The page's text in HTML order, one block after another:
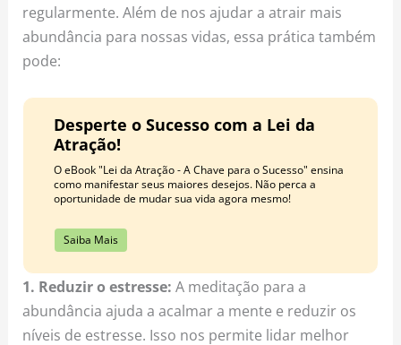
regularmente. Além de nos ajudar a atrair mais
abundância para nossas vidas, essa prática também
pode:
Desperte o Sucesso com a Lei da
Atração!
O eBook "Lei da Atração - A Chave para o Sucesso" ensina
como manifestar seus maiores desejos. Não perca a
oportunidade de mudar sua vida agora mesmo!
Saiba Mais
1. Reduzir o estresse: A meditação para a
abundância ajuda a acalmar a mente e reduzir os
níveis de estresse. Isso nos permite lidar melhor